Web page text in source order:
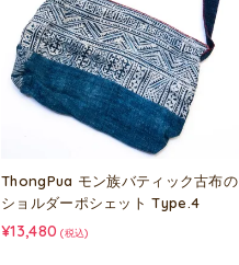
ThongPua モン族バティック古布の
ショルダーポシェット Type.4
¥13,480 (税込)